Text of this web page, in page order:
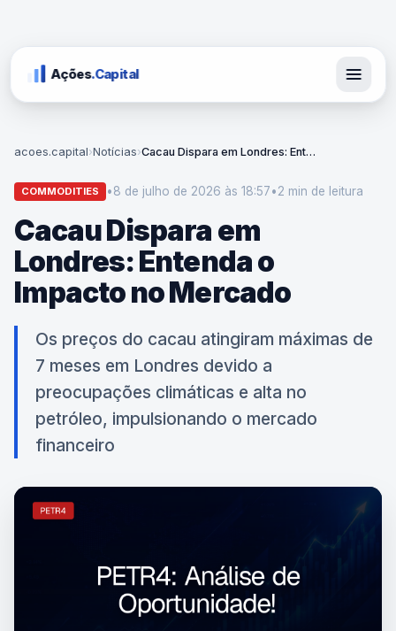
Ações.Capital
acoes.capital›Notícias› Cacau Dispara em Londres: Entenda o Impacto no Mercado
COMMODITIES •8 de julho de 2026 às 18:57•2 min de leitura
Cacau Dispara em
Londres: Entenda o
Impacto no Mercado
Os preços do cacau atingiram máximas de
7 meses em Londres devido a
preocupações climáticas e alta no
petróleo, impulsionando o mercado
financeiro